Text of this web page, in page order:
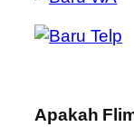
Apakah